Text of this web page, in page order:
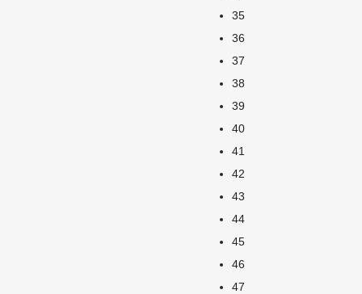
35
36
37
38
39
40
41
42
43
44
45
46
47